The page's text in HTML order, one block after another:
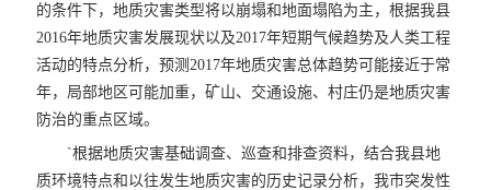
的条件下，地质灾害类型将以崩塌和地面塌陷为主，根据我县
2016年地质灾害发展现状以及2017年短期气候趋势及人类工程
活动的特点分析，预测2017年地质灾害总体趋势可能接近于常
年，局部地区可能加重，矿山、交通设施、村庄仍是地质灾害
防治的重点区域。
`根据地质灾害基础调查、巡查和排查资料，结合我县地
质环境特点和以往发生地质灾害的历史记录分析，我市突发性